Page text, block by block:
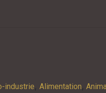
industrie, Alimentation,